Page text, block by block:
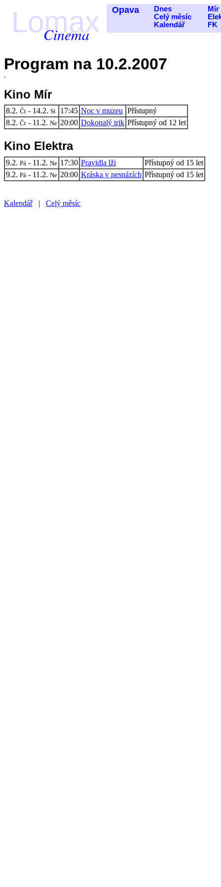
Lomax
Cinema
Opava
Dnes
Celý měsíc
Kalendář
Mír
FK
Program na 10.2.2007
Kino Mír
8.2. Čt - 14.2. St 17:45 Noc v muzeu Přístupný
8.2. Čt - 11.2. Ne 20:00 Dokonalý trik Přístupný od 12 let
Kino Elektra
9.2. Pá - 11.2. Ne 17:30 Pravidla lži
Přístupný od 15 let
9.2. Pá - 11.2. Ne 20:00 Kráska v nesnázích Přístupný od 15 let
Kalendář| Celý měsíc